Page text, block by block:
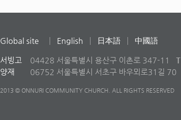
Global site English 日本語 中國語
서빙고 04428 서울특별시 용산구 이촌로 347-11 T
양재
06752 서울특별시 서초구 바우뫼로31길 70
2013 © ONNURI COMMUNITY CHURCH. ALL RIGHTS RESERVED